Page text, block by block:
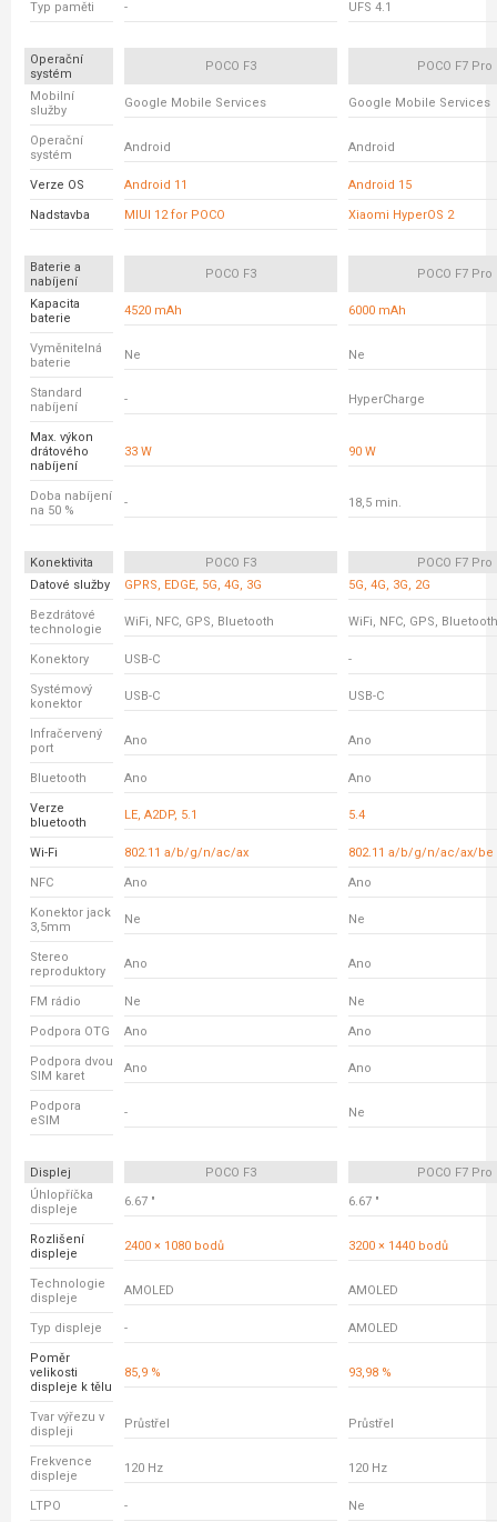
Typ paměti - UFS 4.1
Operační
systém
POCO F3 POCO F7 Pro
Mobilní
služby
Google Mobile Services Google Mobile Services
Operační
systém
Android Android
Verze OS Android 11 Android 15
Nadstavba MIUI 12 for POCO Xiaomi HyperOS 2
Baterie a
nabíjení
POCO F3 POCO F7 Pro
Kapacita
baterie
4520 mAh 6000 mAh
Vyměnitelná
baterie
Ne Ne
Standard
nabíjení
- HyperCharge
Max. výkon
drátového
nabíjení
33 W 90 W
Doba nabíjení
na 50 %
- 18,5 min.
Konektivita POCO F3
POCO F7 Pro
Datové služby
GPRS, EDGE, 5G, 4G, 3G 5G, 4G, 3G, 2G
Bezdrátové
technologie
WiFi, NFC, GPS, Bluetooth WiFi, NFC, GPS, Bluetooth
Konektory USB-C -
Systémový
konektor
USB-C USB-C
Infračervený
port
Ano Ano
Bluetooth Ano Ano
Verze
bluetooth
LE, A2DP, 5.1 5.4
Wi-Fi 802.11 a/b/g/n/ac/ax 802.11 a/b/g/n/ac/ax/be
NFC Ano Ano
Konektor jack
3,5mm
Ne Ne
Stereo
reproduktory
Ano Ano
FM rádio Ne Ne
Podpora OTG Ano Ano
Podpora dvou
SIM karet
Ano Ano
Podpora
eSIM
- Ne
Displej POCO F3
POCO F7 Pro
Úhlopříčka
displeje
6.67 " 6.67 "
Rozlišení
displeje
2400 × 1080 bodů 3200 × 1440 bodů
Technologie
displeje
AMOLED AMOLED
Typ displeje - AMOLED
Poměr
velikosti
displeje k tělu
85,9 % 93,98 %
Tvar výřezu v
displeji
Průstřel Průstřel
Frekvence
displeje
120 Hz 120 Hz
LTPO - Ne